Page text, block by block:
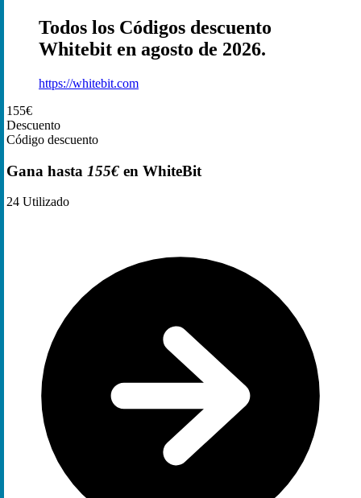
Todos los Códigos descuento
Whitebit en agosto de 2026.
https://whitebit.com
155€
Descuento
Código descuento
Gana hasta 155€ en WhiteBit
24 Utilizado